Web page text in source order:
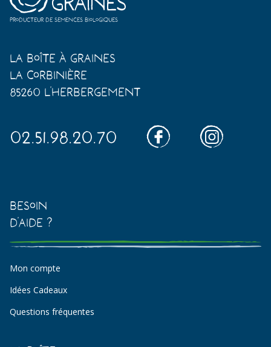
Producteur de semences biologiques
La Boîte à Graines
La Corbinière
85260 L'Herbergement
02.51.98.20.70
Besoin
d'aide ?
Mon compte
Idées Cadeaux
Questions fréquentes